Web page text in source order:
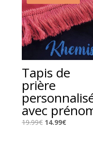
Tapis de
prière
avec
19.99€ Le
14.99€Le